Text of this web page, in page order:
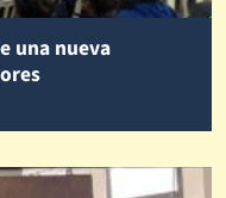
una nueva